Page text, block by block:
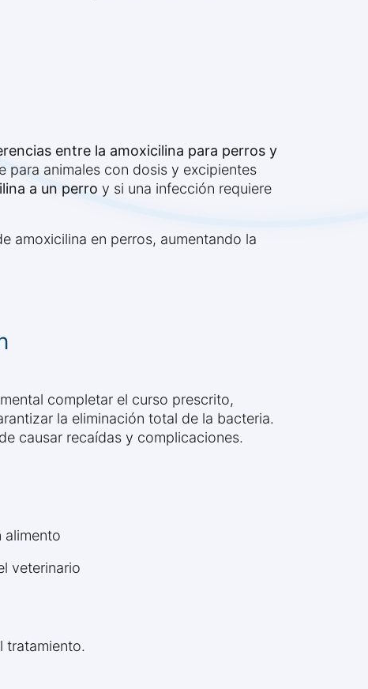
entre la amoxicilina para perros y
para animales con dosis y excipientes
a un perro y si una infección requiere
amoxicilina en perros, aumentando la
completar el curso prescrito,
la eliminación total de la bacteria.
causar recaídas y complicaciones.
alimento
veterinario
tratamiento.